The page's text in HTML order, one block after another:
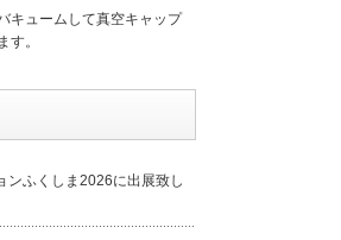
キュームして真空キャップ
す。
ンふくしま2026に出展致し